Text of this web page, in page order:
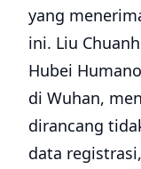
yang
ini. Liu
Hubei
di Wuhan,
dirancang
data